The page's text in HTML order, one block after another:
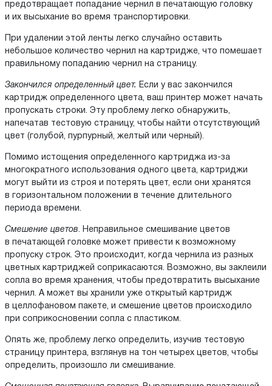
предотвращает попадание чернил в печатающую головку
и их высыхание во время транспортировки.
При удалении этой ленты легко случайно оставить
небольшое количество чернил на картридже, что помешает
правильному попаданию чернил на страницу.
Закончился определенный цвет.
Если у вас закончился
картридж определенного цвета, ваш принтер может начать
пропускать строки. Эту проблему легко обнаружить,
напечатав тестовую страницу, чтобы найти отсутствующий
цвет (голубой, пурпурный, желтый или черный).
Помимо истощения определенного картриджа из-за
многократного использования одного цвета, картриджи
могут выйти из строя и потерять цвет, если они хранятся
в горизонтальном положении в течение длительного
периода времени.
Смешение цветов. Неправильное смешивание цветов
в печатающей головке может привести к возможному
пропуску строк. Это происходит, когда чернила из разных
цветных картриджей соприкасаются. Возможно, вы заклеили
сопла во время хранения, чтобы предотвратить высыхание
чернил. А может вы хранили уже открытый картридж
в целлофановом пакете, и смешение цветов происходило
при соприкосновении сопла с пластиком.
Опять же, проблему легко определить, изучив тестовую
страницу принтера, взглянув на тон четырех цветов, чтобы
определить, произошло ли смешивание.